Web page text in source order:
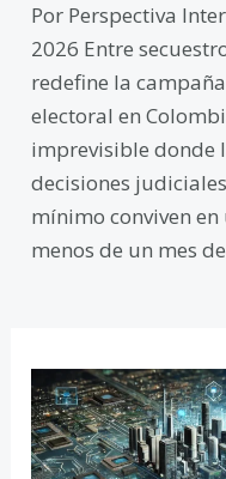
Por Perspectiva
2026 Entre
redefine la
electoral en
imprevisible donde
decisiones
mínimo conviven
menos de un mes